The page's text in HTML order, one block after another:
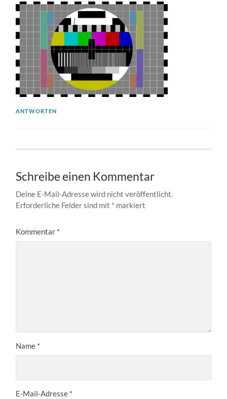
ANTWORTEN
Schreibe einen Kommentar
Deine E-Mail-Adresse wird nicht veröffentlicht.
Erforderliche Felder sind mit * markiert
Kommentar *
Name *
E-Mail-Adresse *